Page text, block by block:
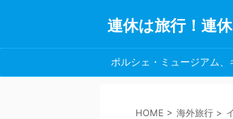
連休は旅行！連
ポルシェ・ミュージアム、
HOME > 海外旅行 >